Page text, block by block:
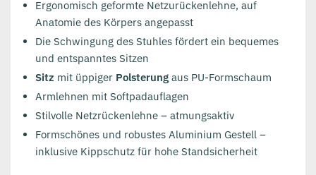
Ergonomisch geformte Netzurückenlehne, auf
Anatomie des Körpers angepasst
Die Schwingung des Stuhles fördert ein bequemes
und entspanntes Sitzen
Sitz mit üppiger Polsterung aus PU-Formschaum
Armlehnen mit Softpadauflagen
Stilvolle Netzrückenlehne – atmungsaktiv
Formschönes und robustes Aluminium Gestell –
inklusive Kippschutz für hohe Standsicherheit